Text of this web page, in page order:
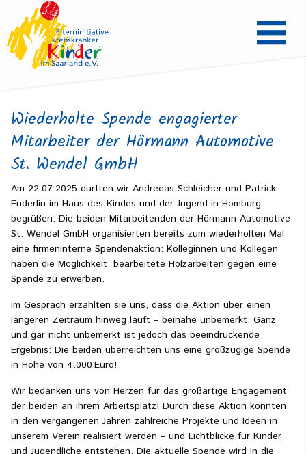
Wiederholte Spende engagierter
Mitarbeiter der Hörmann Automotive
St. Wendel GmbH
Am 22.07.2025 durften wir Andreeas Schleicher und Patrick
Enderlin im Haus des Kindes und der Jugend in Homburg
begrüßen. Die beiden Mitarbeitenden der Hörmann Automotive
St. Wendel GmbH organisierten bereits zum wiederholten Mal
eine firmeninterne Spendenaktion: Kolleginnen und Kollegen
haben die Möglichkeit, bearbeitete Holzarbeiten gegen eine
Spende zu erwerben.
Im Gespräch erzählten sie uns, dass die Aktion über einen
längeren Zeitraum hinweg läuft – beinahe unbemerkt. Ganz
und gar nicht unbemerkt ist jedoch das beeindruckende
Ergebnis: Die beiden überreichten uns eine großzügige Spende
in Höhe von 4.000 Euro!
Wir bedanken uns von Herzen für das großartige Engagement
der beiden an ihrem Arbeitsplatz! Durch diese Aktion konnten
in den vergangenen Jahren zahlreiche Projekte und Ideen in
unserem Verein realisiert werden – und Lichtblicke für Kinder
und Jugendliche entstehen. Die aktuelle Spende wird in die